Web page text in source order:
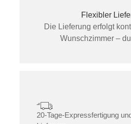
Flexibler
Die Lieferung erfolgt
Wunschzimmer –
20-Tage-Expressfertigung